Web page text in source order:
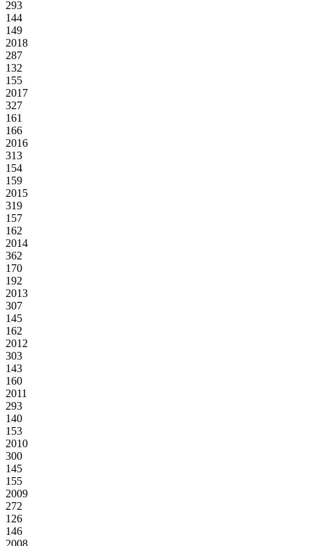
293
144
149
2018
287
132
155
2017
327
161
166
2016
313
154
159
2015
319
157
162
2014
362
170
192
2013
307
145
162
2012
303
143
160
2011
293
140
153
2010
300
145
155
2009
272
126
146
2008